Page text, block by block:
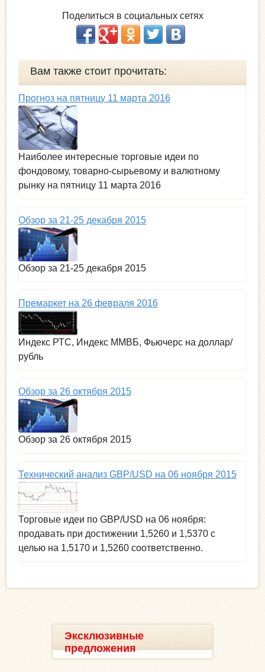
Поделиться в социальных сетях
Вам также стоит прочитать:
Прогноз на пятницу 11 марта 2016
Наиболее интересные торговые идеи по
фондовому, товарно-сырьевому и валютному
рынку на пятницу 11 марта 2016
Обзор за 21-25 декабря 2015
Обзор за 21-25 декабря 2015
Премаркет на 26 февраля 2016
Индекс РТС, Индекс ММВБ, Фьючерс на доллар/
рубль
Обзор за 26 октября 2015
Обзор за 26 октября 2015
Технический анализ GBP/USD на 06 ноября 2015
Торговые идеи по GBP/USD на 06 ноября:
продавать при достижении 1,5260 и 1,5370 с
целью на 1,5170 и 1,5260 соответственно.
Эксклюзивные
предложения